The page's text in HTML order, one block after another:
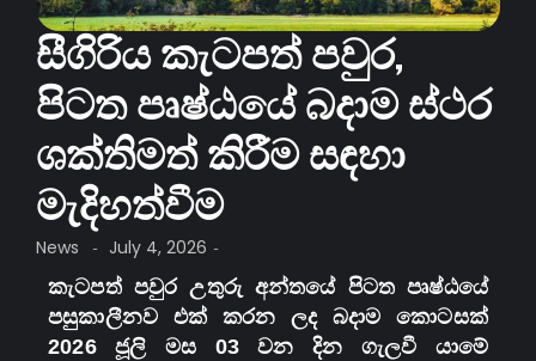
සීගිරිය කැටපත් පවුර,
පිටත පෘෂ්ඨයේ බදාම ස්ථර
ශක්තිමත් කිරීම සඳහා
මැදිහත්වීම
News - July 4, 2026 -
කැටපත් පවුර උතුරු අන්තයේ පිටත පෘෂ්ඨයේ
පසුකාලීනව එක් කරන ලද බදාම කොටසක්
2026 ජූලි මස 03 වන දින ගැලවී යාමේ